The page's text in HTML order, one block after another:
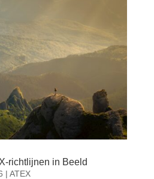
richtlijnen in Beeld
| ATEX